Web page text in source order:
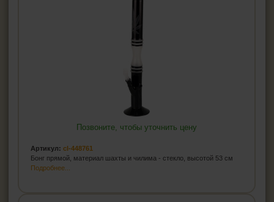
Позвоните, чтобы уточнить цену
Артикул: cl-448761
Бонг прямой, материал шахты и чилима - стекло, высотой 53 см
Подробнее...